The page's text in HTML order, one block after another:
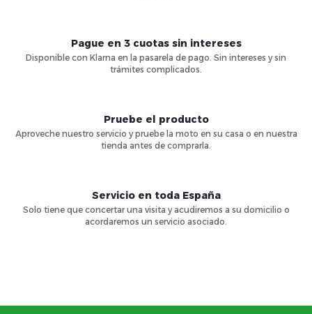
Pague en 3 cuotas sin intereses
Disponible con Klarna en la pasarela de pago. Sin intereses y sin
trámites complicados.
Pruebe el producto
Aproveche nuestro servicio y pruebe la moto en su casa o en nuestra
tienda antes de comprarla.
Servicio en toda España
Solo tiene que concertar una visita y acudiremos a su domicilio o
acordaremos un servicio asociado.